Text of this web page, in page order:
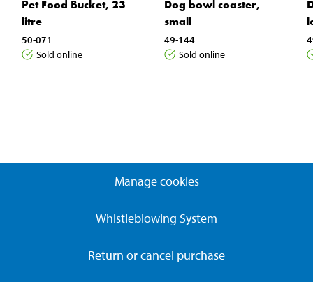
Pet Food Bucket, 23
litre
50-071
Sold online
Dog bowl coaster,
small
49-144
Sold online
Manage cookies
Whistleblowing System
Return or cancel purchase